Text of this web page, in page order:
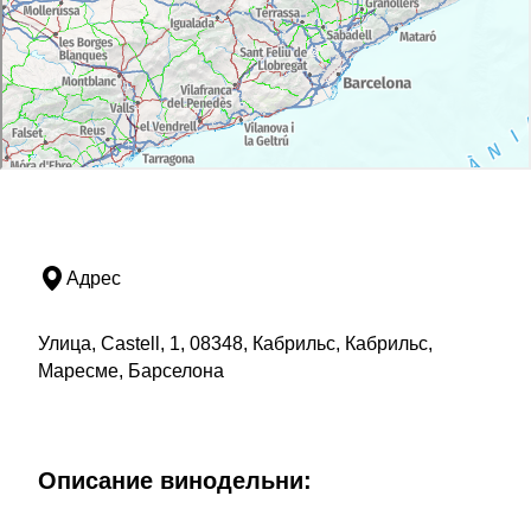
Адрес
Улица, Castell, 1, 08348, Кабрильс, Кабрильс,
Маресме, Барселона
Описание винодельни: